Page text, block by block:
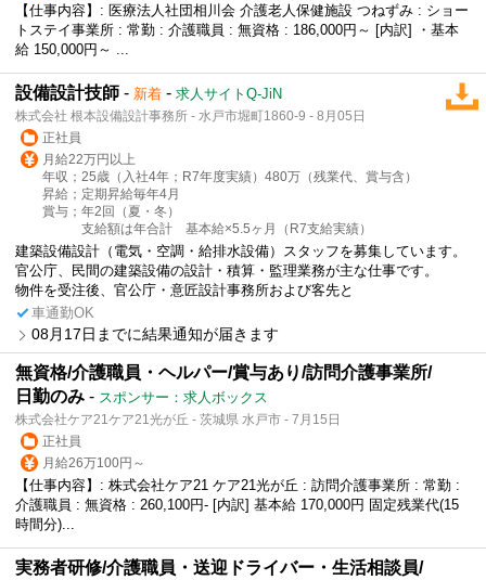
【仕事内容】: 医療法人社団相川会 介護老人保健施設 つねずみ : ショー
トステイ事業所 : 常勤 : 介護職員 : 無資格 : 186,000円～ [内訳] ・基本
給 150,000円～ ...
設備設計技師 - 新着 - 求人サイトQ-JiN
株式会社 根本設備設計事務所 - 水戸市堀町1860-9 - 8月05日
正社員
月給22万円以上
年収；25歳（入社4年；R7年度実績）480万（残業代、賞与含）
昇給；定期昇給毎年4月
賞与；年2回（夏・冬）
支給額は年合計 基本給×5.5ヶ月（R7支給実績）
建築設備設計（電気・空調・給排水設備）スタッフを募集しています。
官公庁、民間の建築設備の設計・積算・監理業務が主な仕事です。
物件を受注後、官公庁・意匠設計事務所および客先と
車通勤OK
08月17日までに結果通知が届きます
無資格/介護職員・ヘルパー/賞与あり/訪問介護事業所/
日勤のみ - スポンサー：求人ボックス
株式会社ケア21ケア21光が丘 - 茨城県 水戸市 - 7月15日
正社員
月給26万100円～
【仕事内容】: 株式会社ケア21 ケア21光が丘 : 訪問介護事業所 : 常勤 :
介護職員 : 無資格 : 260,100円- [内訳] 基本給 170,000円 固定残業代(15
時間分)...
実務者研修/介護職員・送迎ドライバー・生活相談員/